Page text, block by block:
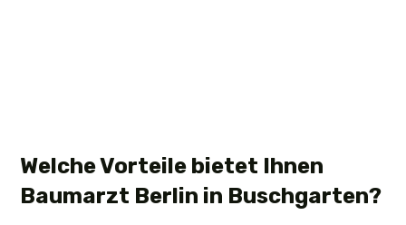
Welche Vorteile bietet Ihnen
Baumarzt Berlin in Buschgarten?